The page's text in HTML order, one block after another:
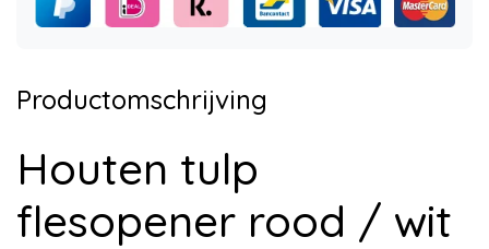
Productomschrijving
Houten tulp
flesopener rood / wit